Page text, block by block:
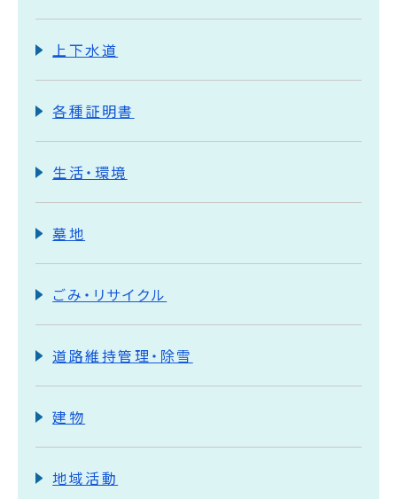
上下水道
各種証明書
生活・環境
墓地
ごみ・リサイクル
道路維持管理・除雪
建物
地域活動